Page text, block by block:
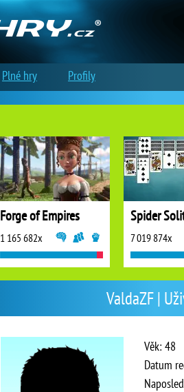
ValdaZF |
Věk: 48
Datum
Forge of Empires
1 165 682x 7 019 874x
Plné hry Profily